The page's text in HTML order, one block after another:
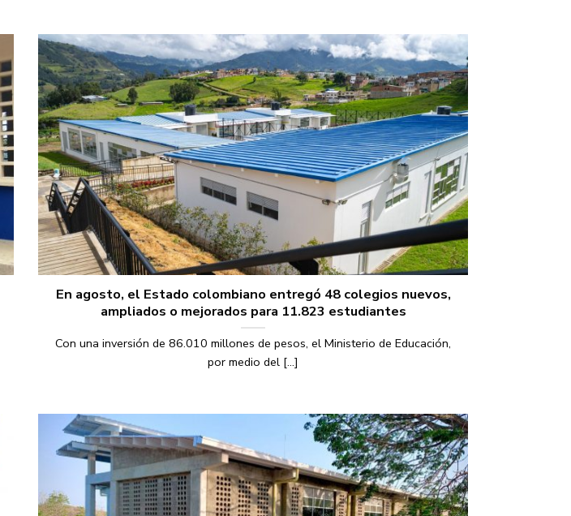
En agosto, el Estado colombiano entregó 48 colegios nuevos,
ampliados o mejorados para 11.823 estudiantes
Con una inversión de 86.010 millones de pesos, el Ministerio de Educación,
por medio del [...]